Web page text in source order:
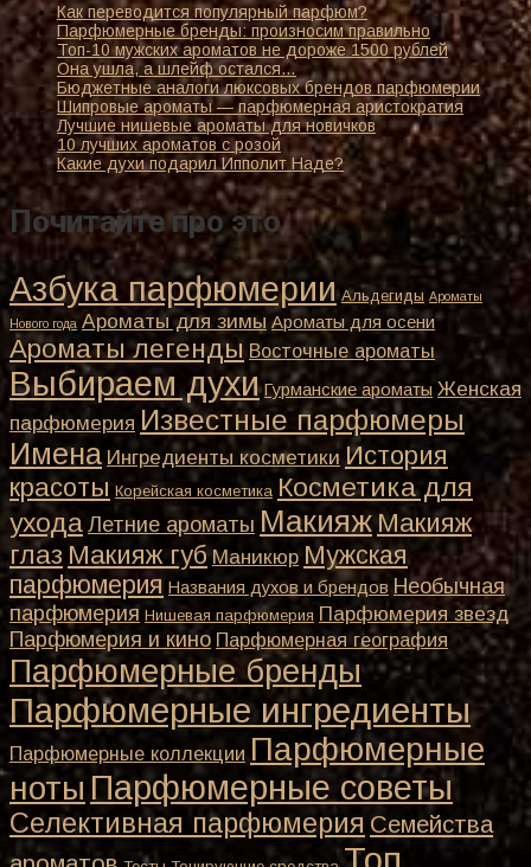
Как переводится популярный парфюм?
Парфюмерные бренды: произносим правильно
Топ-10 мужских ароматов не дороже 1500 рублей
Она ушла, а шлейф остался…
Бюджетные аналоги люксовых брендов парфюмерии
Шипровые ароматы — парфюмерная аристократия
Лучшие нишевые ароматы для новичков
10 лучших ароматов с розой
Какие духи подарил Ипполит Наде?
Почитайте про это
Азбука парфюмерии Альдегиды Ароматы
Нового года Ароматы для зимы Ароматы для осени
Ароматы легенды Восточные ароматы
Выбираем духи Гурманские ароматы Женская
парфюмерия Известные парфюмеры
Имена Ингредиенты косметики История
красоты Корейская косметика Косметика для
уходаЛетние ароматы Макияж Макияж
глаз Макияж губ Маникюр Мужская
парфюмерия Названия духов и брендов Необычная
парфюмерия Нишевая парфюмерия Парфюмерия звезд
Парфюмерия и кино Парфюмерная география
Парфюмерные бренды
Парфюмерные ингредиенты
Парфюмерные коллекции Парфюмерные
ноты Парфюмерные советы
Селективная парфюмерия Семейства
Топ